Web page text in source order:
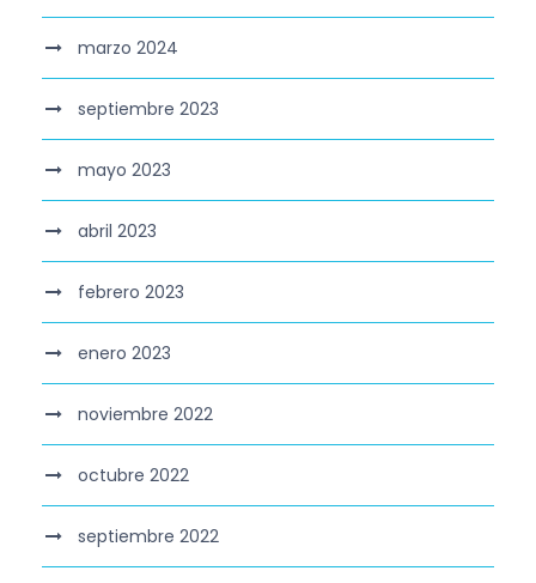
marzo 2024
septiembre 2023
mayo 2023
abril 2023
febrero 2023
enero 2023
noviembre 2022
octubre 2022
septiembre 2022